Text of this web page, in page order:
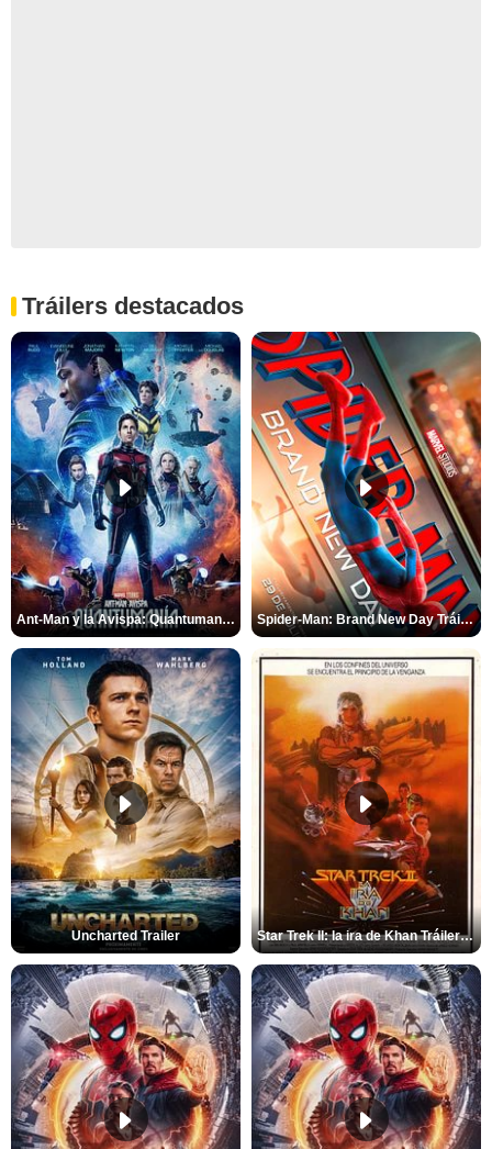
Tráilers destacados
Ant-Man y la Avispa: Quantumanía Tráiler (2) Spider-Man: Brand New Day Tráiler (3)
Uncharted Trailer Star Trek II: la ira de Khan Tráiler VO